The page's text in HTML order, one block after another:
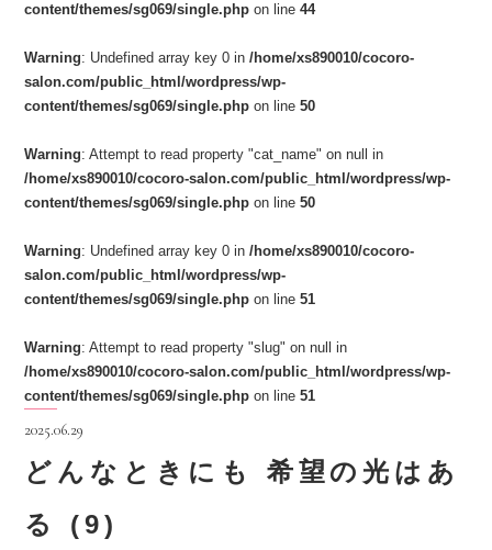
content/themes/sg069/single.php on line44
Warning: Undefined array key 0 in/home/xs890010/cocoro-
salon.com/public_html/wordpress/wp-
content/themes/sg069/single.php on line50
Warning: Attempt to read property "cat_name" on null in
/home/xs890010/cocoro-salon.com/public_html/wordpress/wp-
content/themes/sg069/single.php on line50
Warning: Undefined array key 0 in/home/xs890010/cocoro-
salon.com/public_html/wordpress/wp-
content/themes/sg069/single.php on line51
Warning: Attempt to read property "slug" on null in
/home/xs890010/cocoro-salon.com/public_html/wordpress/wp-
content/themes/sg069/single.php on line51
2025.06.29
どんなときにも 希望の光はあ
る (9)